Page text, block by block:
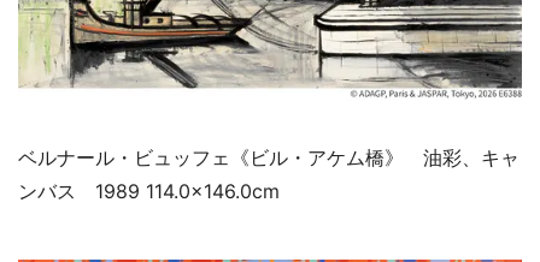
ベルナール・ビュッフェ《ビル・アケム橋》 油彩、キャ
ンバス 1989 114.0×146.0cm